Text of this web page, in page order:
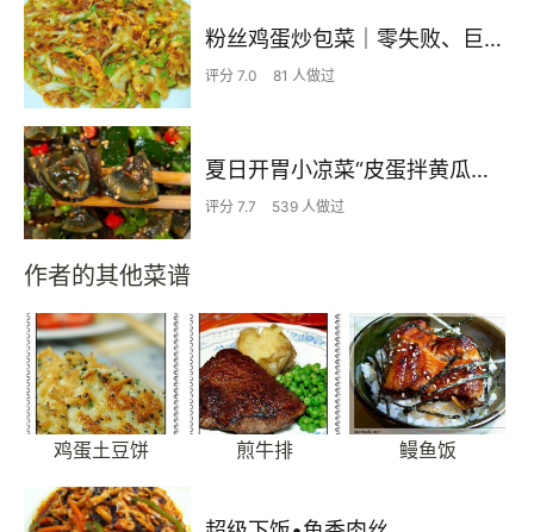
粉丝鸡蛋炒包菜｜零失败、巨下饭
评分 7.0 81 人做过
夏日开胃小凉菜“皮蛋拌黄瓜🥒”开胃减脂
评分 7.7 539 人做过
作者的其他菜谱
鸡蛋土豆饼 煎牛排 鳗鱼饭